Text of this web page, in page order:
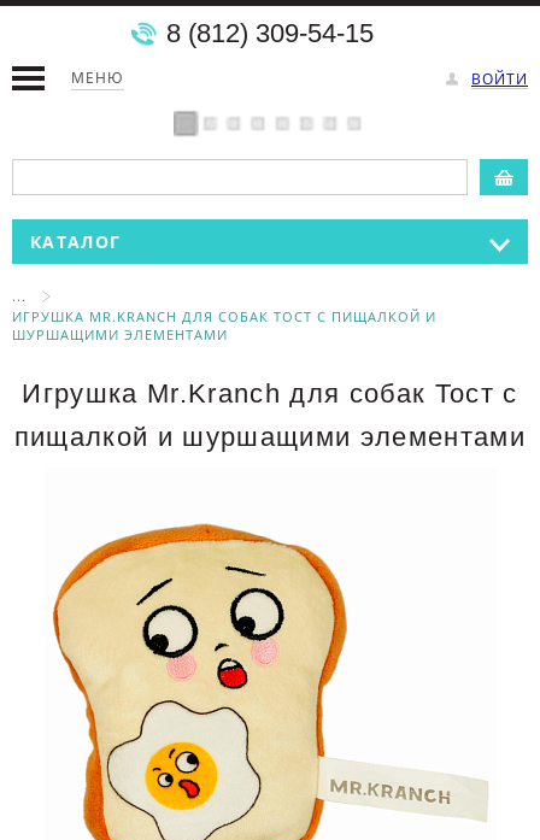
МЕНЮ ВОЙТИ
8 (812) 309-54-15
КАТАЛОГ
...
ИГРУШКА MR.KRANCH ДЛЯ СОБАК ТОСТ С ПИЩАЛКОЙ И
ШУРШАЩИМИ ЭЛЕМЕНТАМИ
Игрушка Mr.Kranch для собак Тост с
пищалкой и шуршащими элементами